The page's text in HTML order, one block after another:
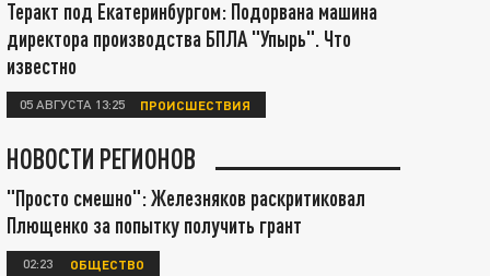
Теракт под Екатеринбургом: Подорвана машина
директора производства БПЛА "Упырь". Что
известно
05 АВГУСТА 13:25 ПРОИСШЕСТВИЯ
НОВОСТИ РЕГИОНОВ
"Просто смешно": Железняков раскритиковал
Плющенко за попытку получить грант
02:23 ОБЩЕСТВО